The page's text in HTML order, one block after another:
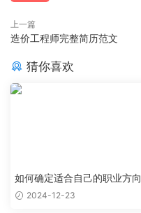
上一篇
造价工程师完整简历范文
猜你喜欢
如何确定适合自己的职业方向
2024-12-23